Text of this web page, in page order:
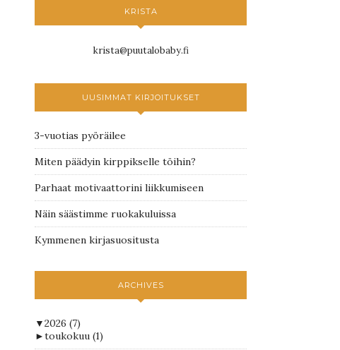
KRISTA
krista@puutalobaby.fi
UUSIMMAT KIRJOITUKSET
3-vuotias pyöräilee
Miten päädyin kirppikselle töihin?
Parhaat motivaattorini liikkumiseen
Näin säästimme ruokakuluissa
Kymmenen kirjasuositusta
ARCHIVES
▼2026 (7)
►toukokuu (1)